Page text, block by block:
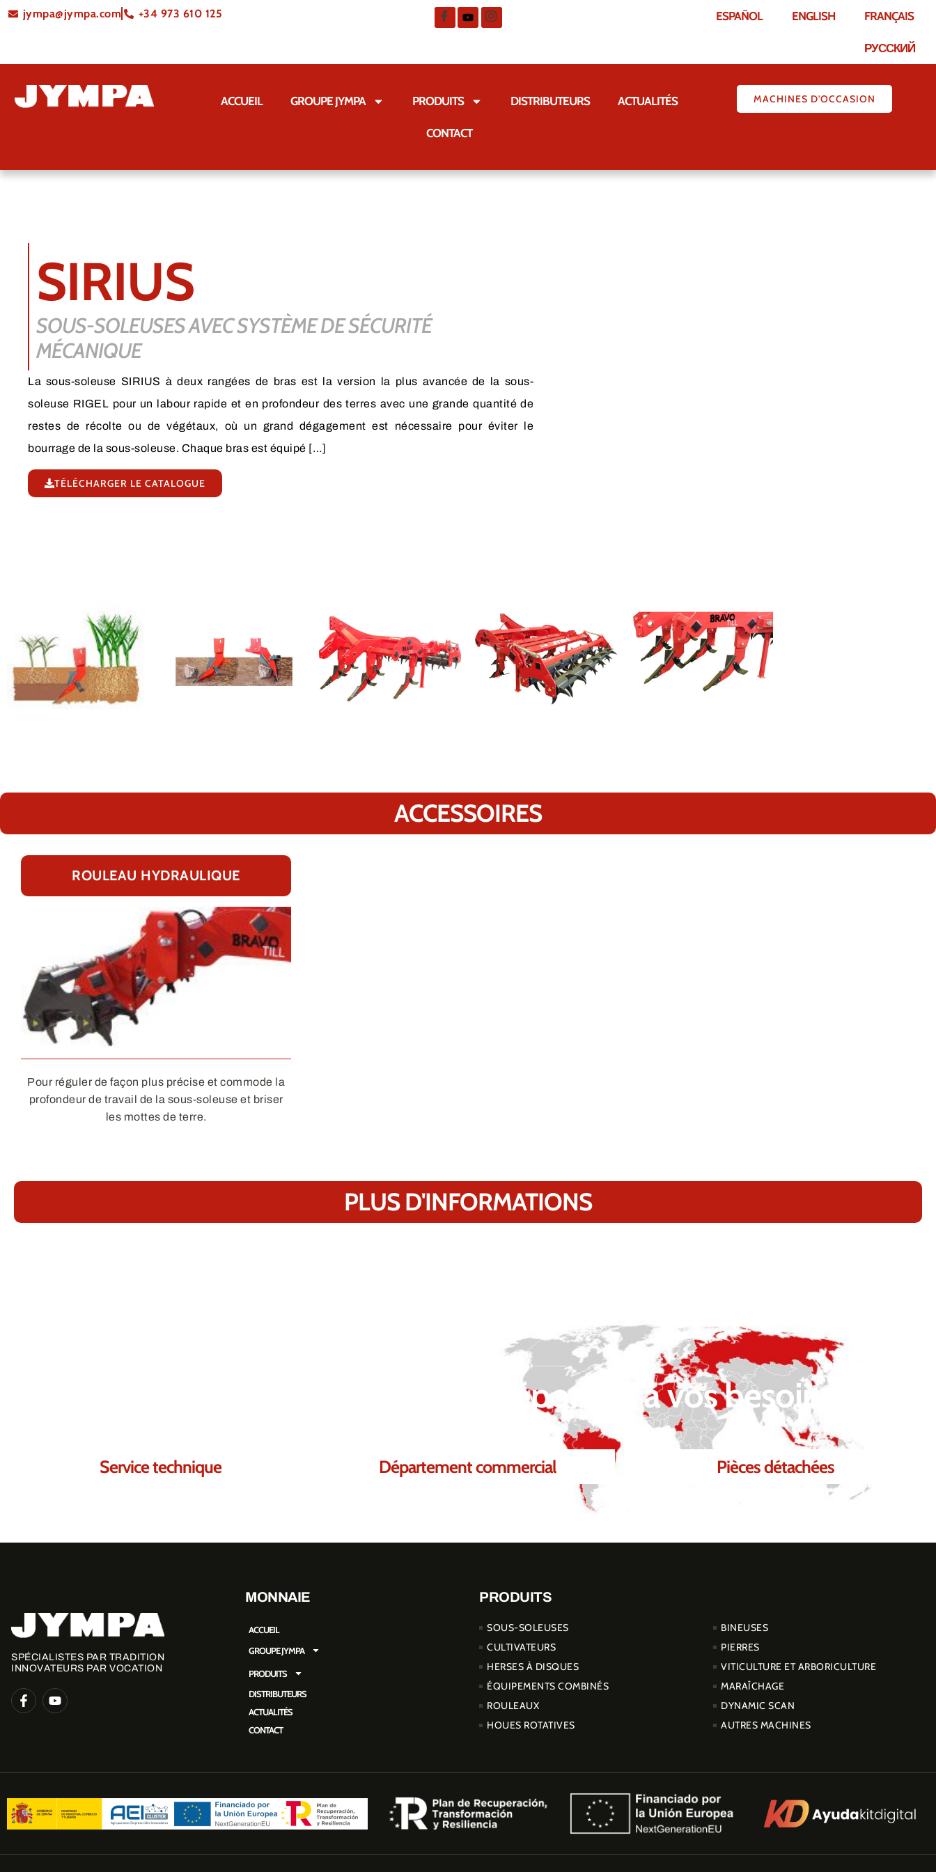
jympa@jympa.com +34 973 610 125 ESPAÑOL ENGLISH FRANÇAIS
РУССКИЙ
ACCUEIL GROUPE JYMPA PRODUITS DISTRIBUTEURS ACTUALITÉS
CONTACT
MACHINES D'OCCASION
SIRIUS
SOUS-SOLEUSES AVEC SYSTÈME DE SÉCURITÉ
MÉCANIQUE
La sous-soleuse SIRIUS à deux rangées de bras est la version la plus avancée de la sous-
soleuse RIGEL pour un labour rapide et en profondeur des terres avec une grande quantité de
restes de récolte ou de végétaux, où un grand dégagement est nécessaire pour éviter le
bourrage de la sous-soleuse. Chaque bras est équipé […]
TÉLÉCHARGER LE CATALOGUE
ACCESSOIRES
ROULEAU HYDRAULIQUE
Pour réguler de façon plus précise et commode la
profondeur de travail de la sous-soleuse et briser
les mottes de terre.
PLUS D'INFORMATIONS
Nous sommes certains de pouvoir répondre à vos besoins.
Service technique Département commercial Pièces détachées
SPÉCIALISTES PAR TRADITION
INNOVATEURS PAR VOCATION
MONNAIE
ACCUEIL
GROUPE JYMPA
PRODUITS
DISTRIBUTEURS
ACTUALITÉS
CONTACT
PRODUITS
SOUS-SOLEUSES
CULTIVATEURS
HERSES À DISQUES
ÉQUIPEMENTS COMBINÉS
ROULEAUX
HOUES ROTATIVES
BINEUSES
PIERRES
VITICULTURE ET ARBORICULTURE
MARAÎCHAGE
DYNAMIC SCAN
AUTRES MACHINES